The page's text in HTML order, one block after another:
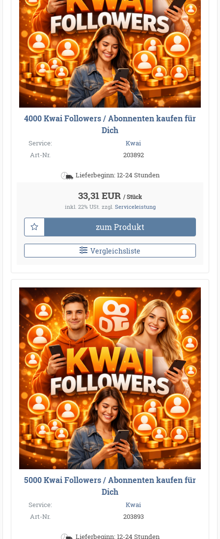
4000 Kwai Followers / Abonnenten kaufen für
Dich
Service:
Kwai
Art-Nr.
203892
Lieferbeginn: 12-24 Stunden
33,31 EUR / Stück
inkl. 22% USt. zzgl. Serviceleistung
zum Produkt
Vergleichsliste
5000 Kwai Followers / Abonnenten kaufen für
Dich
Service:
Kwai
Art-Nr.
203893
Lieferbeginn: 12-24 Stunden